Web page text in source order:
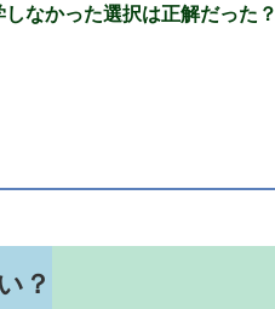
なかった選択は正解だった？
？